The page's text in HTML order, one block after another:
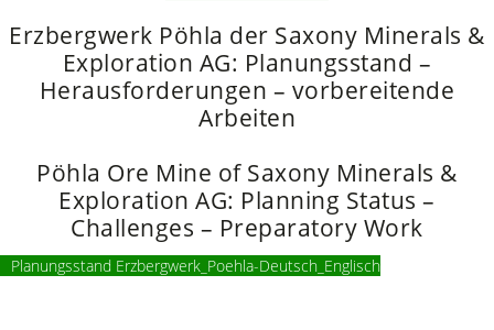
Erzbergwerk Pöhla der Saxony Minerals &
Exploration AG: Planungsstand –
Herausforderungen – vorbereitende
Arbeiten
Pöhla Ore Mine of Saxony Minerals &
Exploration AG: Planning Status –
Challenges – Preparatory Work
Planungsstand Erzbergwerk_Poehla-Deutsch_Englisch